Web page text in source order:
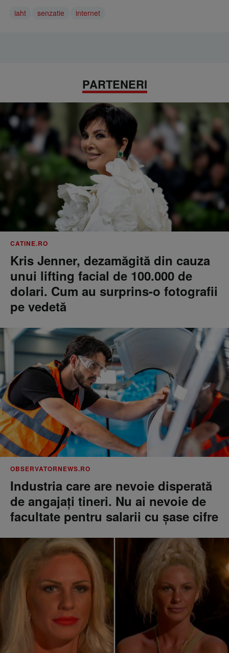
iaht
senzatie internet
PARTENERI
CATINE.RO
Kris Jenner, dezamăgită din cauza
unui lifting facial de 100.000 de
dolari. Cum au surprins-o fotografii
pe vedetă
OBSERVATORNEWS.RO
Industria care are nevoie disperată
de angajaţi tineri. Nu ai nevoie de
facultate pentru salarii cu şase cifre